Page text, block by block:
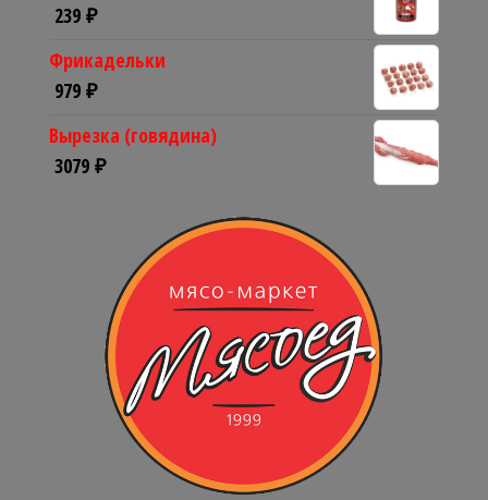
239 ₽
Фрикадельки
979 ₽
Вырезка (говядина)
3079 ₽